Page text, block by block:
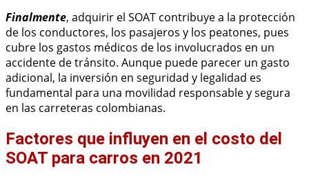
Finalmente, adquirir el SOAT contribuye a la protección
de los conductores, los pasajeros y los peatones, pues
cubre los gastos médicos de los involucrados en un
accidente de tránsito. Aunque puede parecer un gasto
adicional, la inversión en seguridad y legalidad es
fundamental para una movilidad responsable y segura
en las carreteras colombianas.
Factores que influyen en el costo del
SOAT para carros en 2021